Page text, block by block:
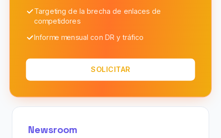
Targeting de la brecha de enlaces de
competidores
Informe mensual con DR y tráfico
SOLICITAR
Newsroom